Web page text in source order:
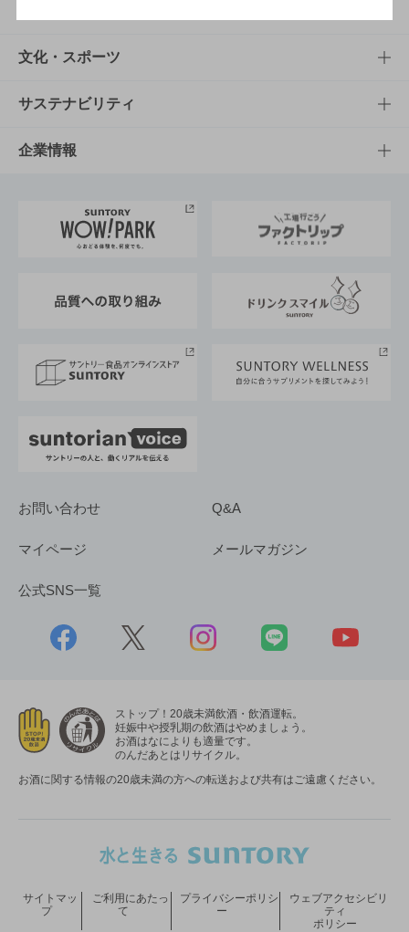
商品一覧
商品発売情報
栄養成分一覧
知る・楽しむTOP
キャンペーン
工場見学
地域情報
文化・スポーツ
文化・スポーツTOP
サントリーホール
サントリーサンバーズ大阪
サステナビリティ
サステナビリティTOP
サントリーが考えるサステナビリティ経営
企業情報
企業概要
採用情報
お問い合わせ Q&A
マイページ メールマガジン
公式SNS一覧
ストップ！20歳未満飲酒・飲酒運転。
妊娠中や授乳期の飲酒はやめましょう。
お酒はなによりも適量です。
のんだあとはリサイクル。
お酒に関する情報の20歳未満の方への転送および共有はご遠慮ください。
サイトマッ
プ
ご利用にあたっ
て
プライバシーポリシ
ー
ウェブアクセシビリ
ティ
ポリシー